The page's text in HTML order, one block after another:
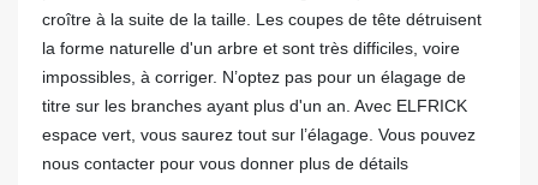
croître à la suite de la taille. Les coupes de tête détruisent
la forme naturelle d'un arbre et sont très difficiles, voire
impossibles, à corriger. N’optez pas pour un élagage de
titre sur les branches ayant plus d'un an. Avec ELFRICK
espace vert, vous saurez tout sur l’élagage. Vous pouvez
nous contacter pour vous donner plus de détails